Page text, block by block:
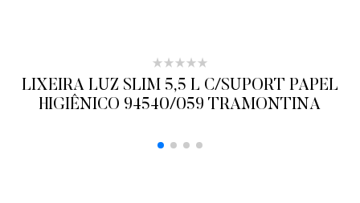
LIXEIRA LUZ SLIM 5,5 L C/SUPORT PAPEL
HIGIÊNICO 94540/059 TRAMONTINA